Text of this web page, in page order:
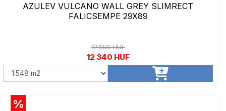
AZULEV VULCANO WALL GREY SLIMRECT
FALICSEMPE 29X89
12 990 HUF
12 340 HUF
%